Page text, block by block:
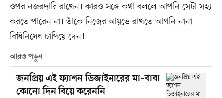
ওপর নজরদারি রাখেন। কারও সঙ্গে কথা বললে আপনি সেটা সহ্য
করতে পারেন না। তাঁকে নিজের আয়ত্তে রাখতে আপনি নানা
বিধিনিষেধ চাপিয়ে দেন!
আরও পড়ুন
জনপ্রিয় এই ফ্যাশন ডিজাইনারের মা–বাবা
কোনো দিন বিয়ে করেননি